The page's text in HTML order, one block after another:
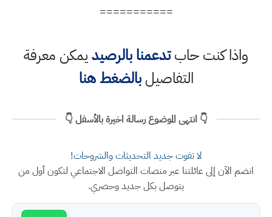
===========
واذا كنت حابتدعمنا بالرصيديمكن معرفة
التفاصيلبالضغط هنا
👇 انتهى الموضوع رسالة اخيرة بالأسفل 👇
لا تفوت جديد التحديثات والشروحات!
انضم الآن إلى عائلتنا عبر منصات التواصل الاجتماعي لتكون أول من
يتوصل بكل جديد وحصري.